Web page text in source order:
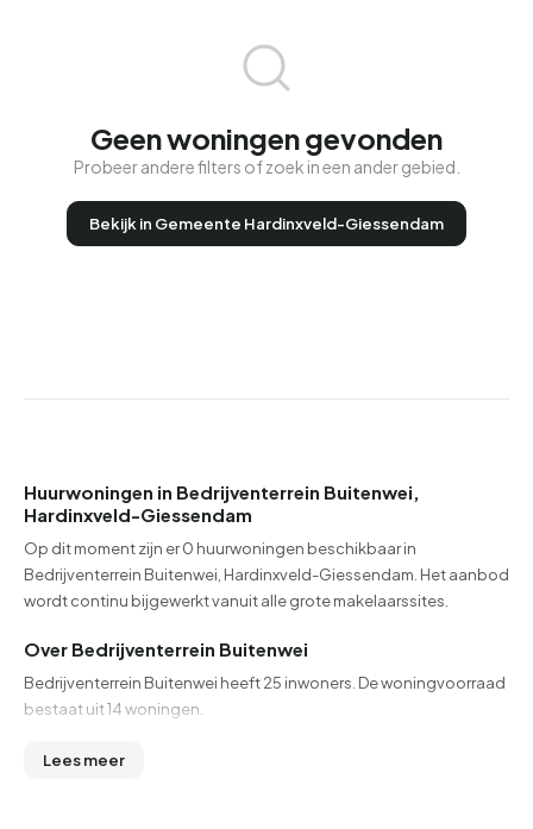
Geen woningen gevonden
Probeer andere filters of zoek in een ander gebied.
Bekijk in Gemeente Hardinxveld-Giessendam
Huurwoningen in Bedrijventerrein Buitenwei,
Hardinxveld-Giessendam
Op dit moment zijn er 0 huurwoningen beschikbaar in
Bedrijventerrein Buitenwei, Hardinxveld-Giessendam. Het aanbod
wordt continu bijgewerkt vanuit alle grote makelaarssites.
Over Bedrijventerrein Buitenwei
Bedrijventerrein Buitenwei heeft 25 inwoners. De woningvoorraad
bestaat uit 14 woningen.
Lees meer